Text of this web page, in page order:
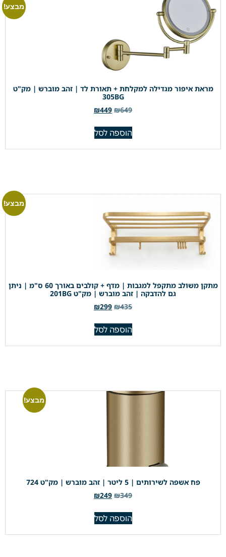
מבצע!
מראת איפור מגדילה למקלחת + תאורת לד | זהב מוברש | מק"ט
305BG
₪649
₪449
הוספה לסל
מבצע!
מתקן משולב מתקפל למגבות | מדף + קולבים באורך 60 ס"מ | ניתן
גם להדבקה | זהב מוברש | מק"ט 201BG
₪435
₪299
הוספה לסל
מבצע!
פח אשפה לשירותים | 5 ליטר | זהב מוברש | מק"ט 724
₪349
₪249
הוספה לסל